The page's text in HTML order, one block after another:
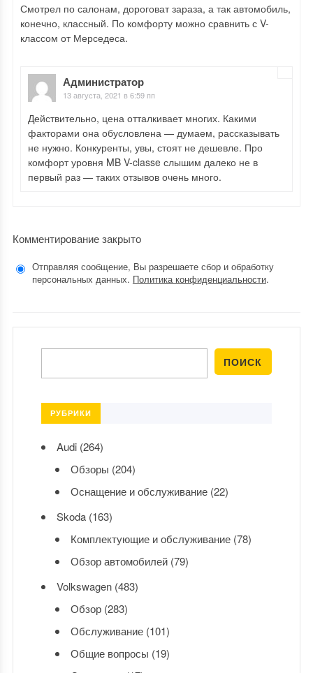
Смотрел по салонам, дороговат зараза, а так автомобиль,
конечно, классный. По комфорту можно сравнить с V-
классом от Мерседеса.
Администратор
13 августа, 2021 в 6:59 пп
Действительно, цена отталкивает многих. Какими
факторами она обусловлена — думаем, рассказывать
не нужно. Конкуренты, увы, стоят не дешевле. Про
комфорт уровня MB V-classe слышим далеко не в
первый раз — таких отзывов очень много.
Комментирование закрыто
Отправляя сообщение, Вы разрешаете сбор и обработку
персональных данных. Политика конфиденциальности.
РУБРИКИ
Audi(264)
Обзоры (204)
Оснащение и обслуживание(22)
Skoda(163)
Комплектующие и обслуживание(78)
Обзор автомобилей(79)
Volkswagen(483)
Обзор(283)
Обслуживание(101)
Общие вопросы (19)